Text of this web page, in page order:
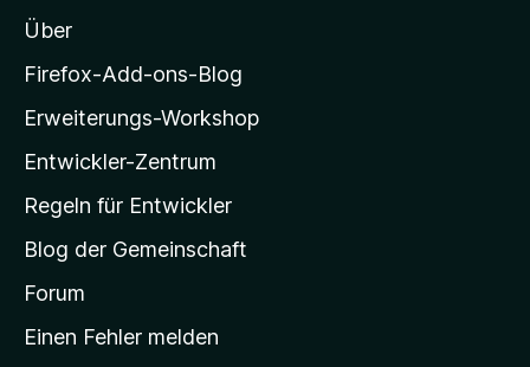
z
i
l
a
-
t
a
r
Über
Firefox-Add-ons-Blog
Erweiterungs-Workshop
Entwickler-Zentrum
Regeln für Entwickler
Blog der Gemeinschaft
Forum
Einen Fehler melden